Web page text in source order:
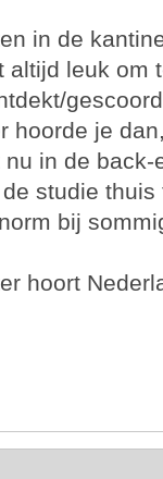
in de
leuk om
hoorde je
in de
studie
bij
hoort